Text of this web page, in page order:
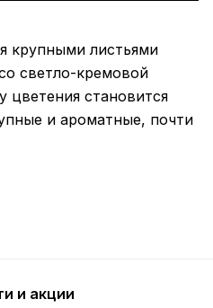
крупными листьями
светло-кремовой
цветения становится
и ароматные, почти
и акции